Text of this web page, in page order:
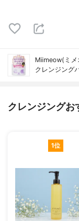
Miimeow(ミメ
クレンジング
クレンジングお
1位